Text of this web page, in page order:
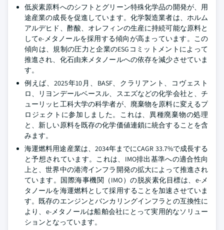
低炭素原料へのシフトとグリーン特殊化学品の開発が、用
途産業の成長を促進しています。化学製造業者は、ホルム
アルデヒド、酢酸、オレフィンの生産に持続可能な原料と
してe-メタノールを採用する傾向が高まっています。この
傾向は、規制の圧力と企業のESGコミットメントによって
推進され、化石由来メタノールへの依存を減少させていま
す。
例えば、2025年10月、BASF、クラリアント、コヴェスト
ロ、リヨンデールベースル、スエズなどの化学会社と、チ
ューリッヒ工科大学の科学者が、廃棄物を原料に変えるプ
ロジェクトに参加しました。これは、異種廃棄物の処理
と、新しい原料を既存の化学価値連鎖に統合することを含
みます。
海運燃料用途産業は、2034年までにCAGR 33.7%で成長する
と予想されています。これは、IMO排出基準への適合性向
上と、世界中の港湾インフラ開発の拡大によって推進され
ています。国際海事機関（IMO）の脱炭素化目標は、e-メ
タノールを海運燃料として採用することを加速させていま
す。既存のエンジンとバンカリングインフラとの互換性に
より、e-メタノールは船舶会社にとって実用的なソリュー
ションとなっています。